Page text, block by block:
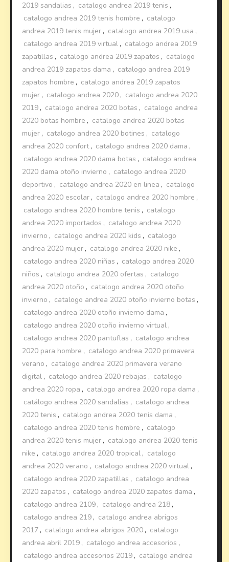
2019 sandalias , catalogo andrea 2019 tenis ,
catalogo andrea 2019 tenis hombre , catalogo
andrea 2019 tenis mujer , catalogo andrea 2019 usa ,
catalogo andrea 2019 virtual , catalogo andrea 2019
zapatillas , catalogo andrea 2019 zapatos , catalogo
andrea 2019 zapatos dama , catalogo andrea 2019
zapatos hombre , catalogo andrea 2019 zapatos
mujer , catalogo andrea 2020 , catalogo andrea 2020
2019 , catalogo andrea 2020 botas , catalogo andrea
2020 botas hombre , catalogo andrea 2020 botas
mujer , catalogo andrea 2020 botines , catalogo
andrea 2020 confort, catalogo andrea 2020 dama ,
catalogo andrea 2020 dama botas , catalogo andrea
2020 dama otoño invierno , catalogo andrea 2020
deportivo , catalogo andrea 2020 en linea , catalogo
andrea 2020 escolar , catalogo andrea 2020 hombre ,
catalogo andrea 2020 hombre tenis , catalogo
andrea 2020 importados , catalogo andrea 2020
invierno , catalogo andrea 2020 kids , catalogo
andrea 2020 mujer , catalogo andrea 2020 nike ,
catalogo andrea 2020 niñas , catalogo andrea 2020
niños , catalogo andrea 2020 ofertas , catalogo
andrea 2020 otoño , catalogo andrea 2020 otoño
invierno , catalogo andrea 2020 otoño invierno botas ,
catalogo andrea 2020 otoño invierno dama ,
catalogo andrea 2020 otoño invierno virtual ,
catalogo andrea 2020 pantuflas , catalogo andrea
2020 para hombre , catalogo andrea 2020 primavera
verano , catalogo andrea 2020 primavera verano
digital , catalogo andrea 2020 rebajas , catalogo
andrea 2020 ropa , catalogo andrea 2020 ropa dama ,
catálogo andrea 2020 sandalias , catalogo andrea
2020 tenis , catalogo andrea 2020 tenis dama ,
catalogo andrea 2020 tenis hombre , catalogo
andrea 2020 tenis mujer , catalogo andrea 2020 tenis
nike , catalogo andrea 2020 tropical , catalogo
andrea 2020 verano , catalogo andrea 2020 virtual ,
catalogo andrea 2020 zapatillas , catalogo andrea
2020 zapatos , catalogo andrea 2020 zapatos dama ,
catalogo andrea 2109 , catalogo andrea 218 ,
catalogo andrea 219 , catalogo andrea abrigos
2017 , catalogo andrea abrigos 2020 , catalogo
andrea abril 2019 , catalogo andrea accesorios ,
catalogo andrea accesorios 2019 , catalogo andrea